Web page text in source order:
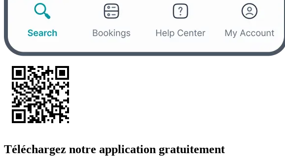
Téléchargez notre application gratuitement